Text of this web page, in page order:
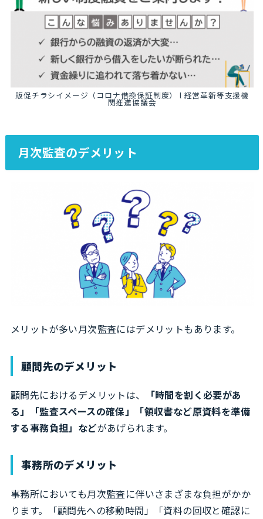
販促チラシイメージ（コロナ借換保証制度） l 経営革新等支援機
関推進協議会
月次監査のデメリット
メリットが多い月次監査にはデメリットもあります。
顧問先のデメリット
顧問先におけるデメリットは、
「時間を割く必要があ
る」「監査スペースの確保」「領収書など原資料を準備
する事務負担」などがあげられます。
事務所のデメリット
事務所においても月次監査に伴いさまざまな負担がかか
ります。「顧問先への移動時間」「資料の回収と確認に